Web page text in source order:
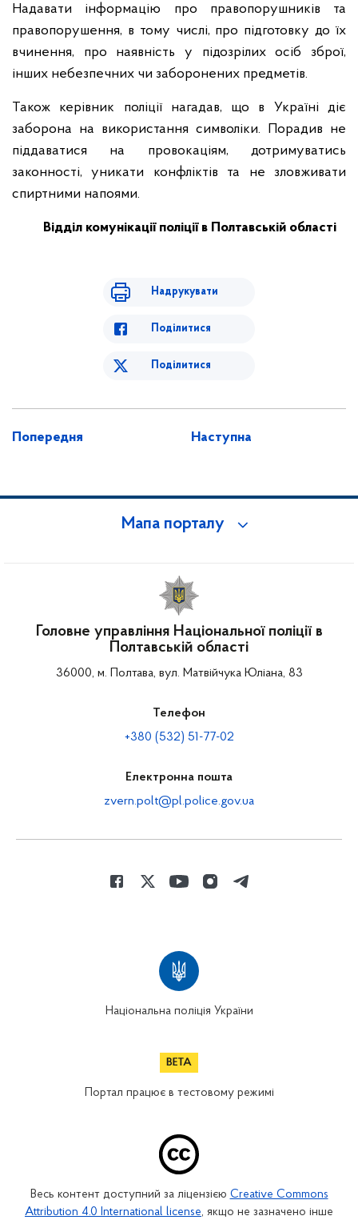
Надавати інформацію про правопорушників та
правопорушення, в тому числі, про підготовку до їх
вчинення, про наявність у підозрілих осіб зброї,
інших небезпечних чи заборонених предметів.
Також керівник поліції нагадав, що в Україні діє
заборона на використання символіки. Порадив не
піддаватися на провокаціям, дотримуватись
законності, уникати конфліктів та не зловживати
спиртними напоями.
Відділ комунікації поліції в Полтавській області
Надрукувати
Поділитися
Поділитися
Попередня Наступна
Мапа порталу
Головне управління Національної поліції в
Полтавській області
36000, м. Полтава, вул. Матвійчука Юліана, 83
Телефон
+380 (532) 51-77-02
Електронна пошта
zvern.polt@pl.police.gov.ua
Національна поліція України
Портал працює в тестовому режимі
Весь контент доступний за ліцензією Creative Commons
Attribution 4.0 International license, якщо не зазначено інше